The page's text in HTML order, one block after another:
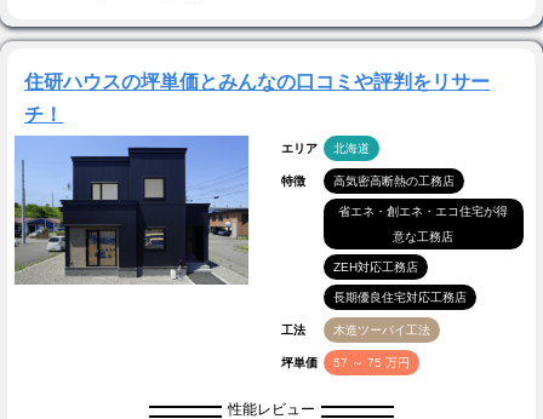
住研ハウスの坪単価とみんなの口コミや評判をリサー
チ！
エリア 北海道
特徴 高気密高断熱の工務店
省エネ・創エネ・エコ住宅が得
意な工務店
ZEH対応工務店
長期優良住宅対応工務店
工法 木造ツーバイ工法
坪単価 57 ～ 75 万円
性能レビュー